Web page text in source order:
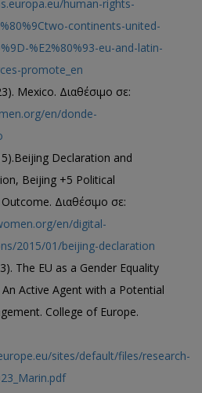
human-rights-
continents-united-
%E2%80%93-eu-and-latin-
promote_en
Mexico. Διαθέσιμο σε:
en/donde-
Declaration and
Beijing +5 Political
Διαθέσιμο σε:
en/digital-
2015/01/beijing-declaration
The EU as a Gender Equality
Active Agent with a Potential
College of Europe.
sites/default/files/research-